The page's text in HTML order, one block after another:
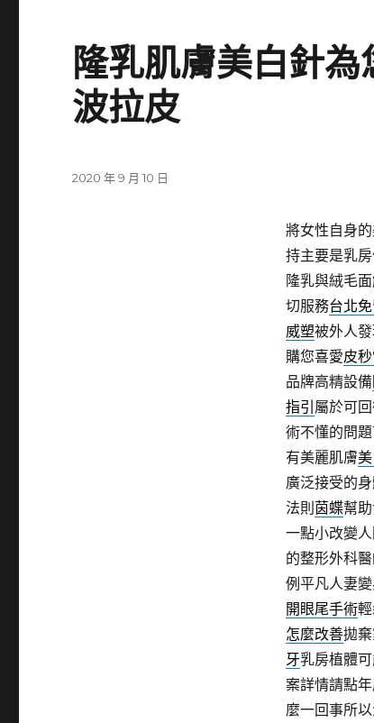
隆乳肌膚美白針
波拉皮
將女性自身
持主要是乳
隆乳與絨毛
切服務台北
威塑被外人
購您喜愛皮
品牌高精設備
指引 屬於可
術不懂的問
有美麗肌膚
廣泛接受的
法則 茵蝶幫
一點小改變
的整形外科
例平凡人妻
開眼尾手術
怎麼改善拋
牙乳房植體
案詳情請點
麼一回事所
發
2020 年 9 月 10 日